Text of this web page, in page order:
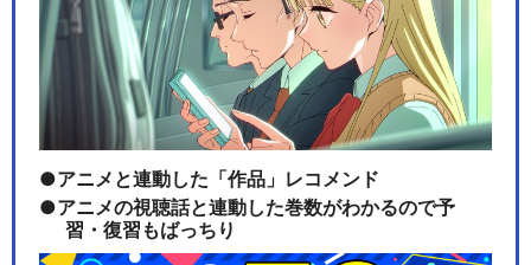
アニメと連動した「作品」レコメンド
アニメの視聴話と連動した巻数がわかるので予
習・復習もばっちり